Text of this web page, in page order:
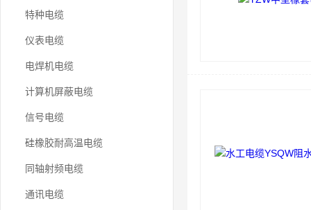
特种电缆
仪表电缆
电焊机电缆
计算机屏蔽电缆
信号电缆
硅橡胶耐高温电缆
同轴射频电缆
通讯电缆